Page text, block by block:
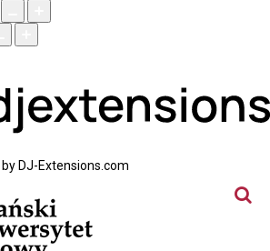
by DJ-Extensions.com